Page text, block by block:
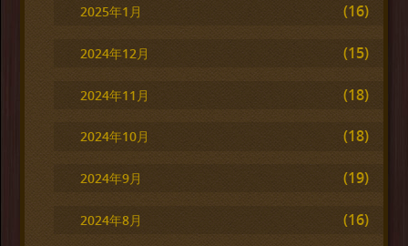
2025年1月 (16)
2024年12月 (15)
2024年11月 (18)
2024年10月 (18)
2024年9月 (19)
2024年8月 (16)